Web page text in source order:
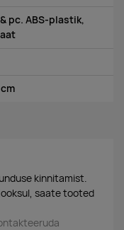
pc. ABS-plastik,
kinnitamist.
saate tooted